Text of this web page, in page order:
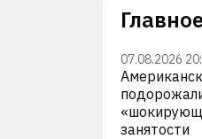
07.08.2026
занятости